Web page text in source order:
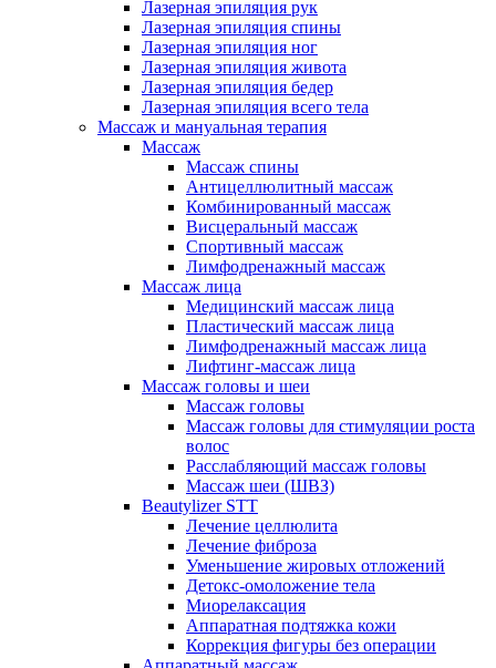
Лазерная эпиляция рук
Лазерная эпиляция спины
Лазерная эпиляция ног
Лазерная эпиляция живота
Лазерная эпиляция бедер
Лазерная эпиляция всего тела
Массаж и мануальная терапия
Массаж
Массаж спины
Антицеллюлитный массаж
Комбинированный массаж
Висцеральный массаж
Спортивный массаж
Лимфодренажный массаж
Массаж лица
Медицинский массаж лица
Пластический массаж лица
Лимфодренажный массаж лица
Лифтинг-массаж лица
Массаж головы и шеи
Массаж головы
Массаж головы для стимуляции роста
волос
Расслабляющий массаж головы
Массаж шеи (ШВЗ)
Beautylizer STT
Лечение целлюлита
Лечение фиброза
Уменьшение жировых отложений
Детокс-омоложение тела
Миорелаксация
Аппаратная подтяжка кожи
Коррекция фигуры без операции